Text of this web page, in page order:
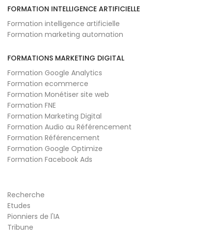
FORMATION INTELLIGENCE ARTIFICIELLE
Formation intelligence artificielle
Formation marketing automation
FORMATIONS MARKETING DIGITAL
Formation Google Analytics
Formation ecommerce
Formation Monétiser site web
Formation FNE
Formation Marketing Digital
Formation Audio au Référencement
Formation Référencement
Formation Google Optimize
Formation Facebook Ads
Recherche
Etudes
Pionniers de l'IA
Tribune